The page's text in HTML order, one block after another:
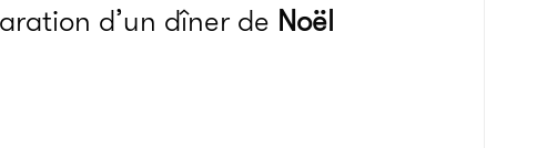
d’un dîner de Noël